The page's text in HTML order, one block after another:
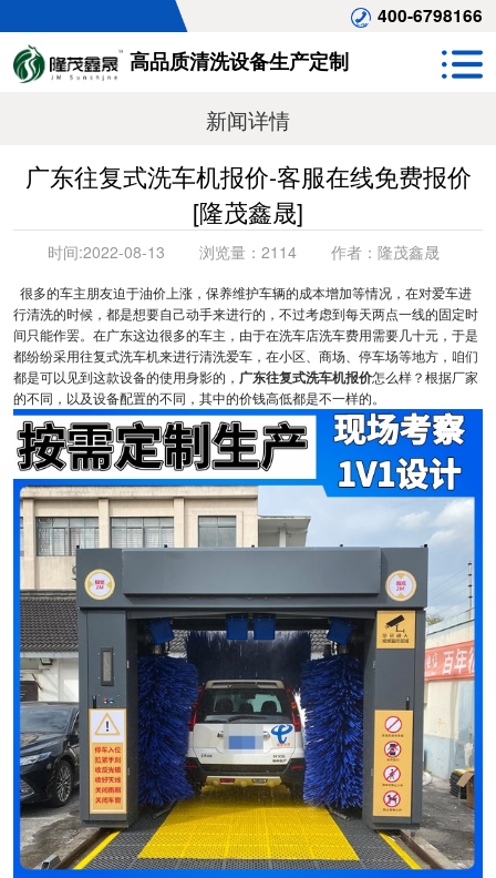
400-6798166
高品质清洗设备生产定制
新闻详情
广东往复式洗车机报价-客服在线免费报价
[隆茂鑫晟]
时间:2022-08-13 浏览量： 2114 作者： 隆茂鑫晟
很多的车主朋友迫于油价上涨，保养维护车辆的成本增加等情况，在对爱车进
行清洗的时候，都是想要自己动手来进行的，不过考虑到每天两点一线的固定时
间只能作罢。在广东这边很多的车主，由于在洗车店洗车费用需要几十元，于是
都纷纷采用往复式洗车机来进行清洗爱车，在小区、商场、停车场等地方，咱们
都是可以见到这款设备的使用身影的， 广东往复式洗车机报价怎么样？根据厂家
的不同，以及设备配置的不同，其中的价钱高低都是不一样的。